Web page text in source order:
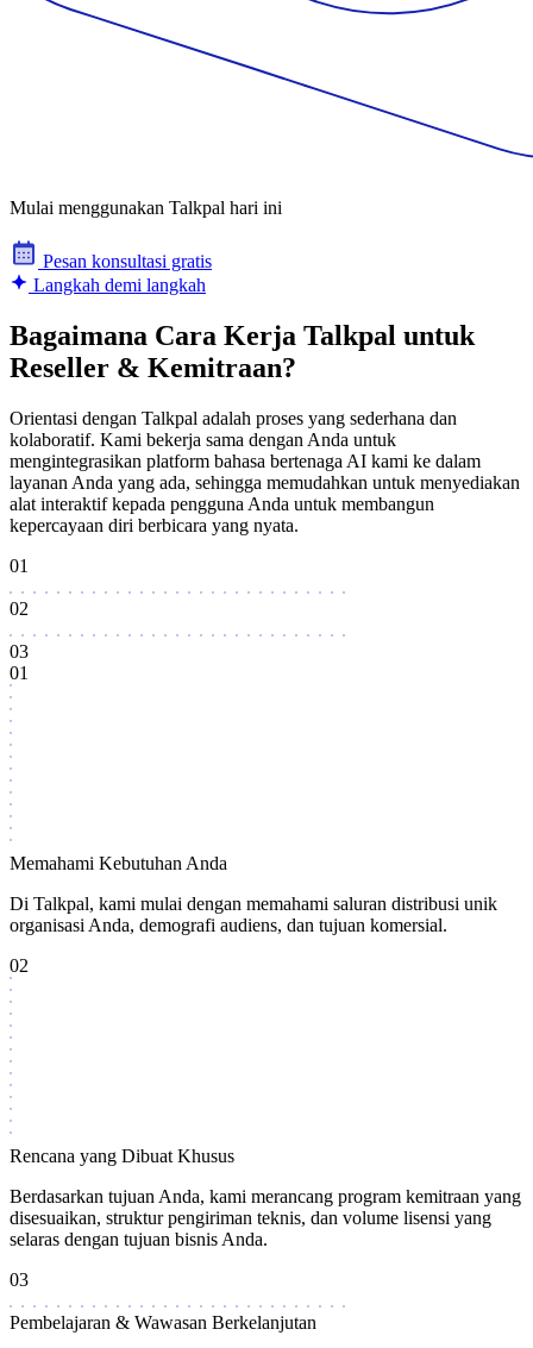
Mulai menggunakan Talkpal hari ini
Pesan konsultasi gratis
Langkah demi langkah
Bagaimana Cara Kerja Talkpal untuk
Reseller & Kemitraan?
Orientasi dengan Talkpal adalah proses yang sederhana dan
kolaboratif. Kami bekerja sama dengan Anda untuk
mengintegrasikan platform bahasa bertenaga AI kami ke dalam
layanan Anda yang ada, sehingga memudahkan untuk menyediakan
alat interaktif kepada pengguna Anda untuk membangun
kepercayaan diri berbicara yang nyata.
01
02
03
01
Memahami Kebutuhan Anda
Di Talkpal, kami mulai dengan memahami saluran distribusi unik
organisasi Anda, demografi audiens, dan tujuan komersial.
02
Rencana yang Dibuat Khusus
Berdasarkan tujuan Anda, kami merancang program kemitraan yang
disesuaikan, struktur pengiriman teknis, dan volume lisensi yang
selaras dengan tujuan bisnis Anda.
03
Pembelajaran & Wawasan Berkelanjutan